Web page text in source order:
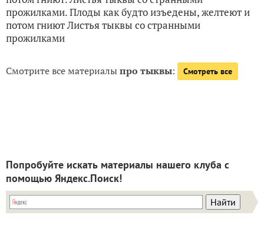
прожилками. Плоды как будто изъедены, желтеют и
потом гниют Листья тыквы со странными
прожилками
Смотрите все материалыпро тыквы: Смотреть все
Попробуйте искать материалы нашего клуба с
помощью Яндекс.Поиск!